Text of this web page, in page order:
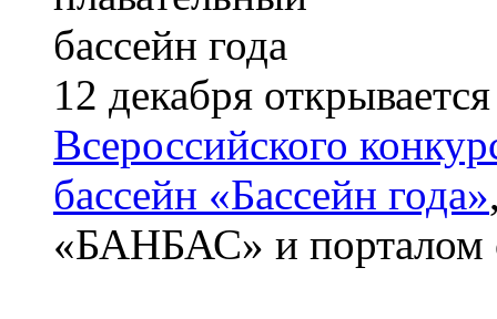
12 декабря
Всероссийского
бассейн «Бассейн года»
«БАНБАС» и порталом